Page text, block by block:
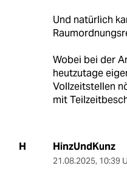
Und natürlich
Wobei bei der
heutzutage
Vollzeitstellen
mit
H HinzUndKunz
21.08.2025, 10:39